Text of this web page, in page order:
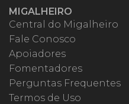
MIGALHEIRO
Central do Migalheiro
Fale Conosco
Apoiadores
Fomentadores
Perguntas Frequentes
Termos de Uso